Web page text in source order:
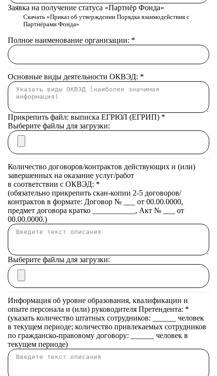
Заявка на получение статуса «Партнёр Фонда»
Скачать «Приказ об утверждении Порядка взаимодействия с
Партнёрами Фонда»
Полное наименование организации: *
Основные виды деятельности ОКВЭД: *
Прикрепить файл: выписка ЕГРЮЛ (ЕГРИП) *
Выберите файлы для загрузки:
Количество договоров/контрактов действующих и (или)
завершенных на оказание услуг/работ
в соответствии с ОКВЭД: *
(обязательно прикрепить скан-копии 2-5 договоров/
контрактов в формате: Договор № ___ от 00.00.0000,
предмет договора кратко ___________, Акт № ___ от
00.00.0000.)
Выберите файлы для загрузки:
Информация об уровне образования, квалификации и
опыте персонала и (или) руководителя Претендента: *
(указать количество штатных сотрудников: ______ человек
в текущем периоде; количество привлекаемых сотрудников
по гражданско-правовому договору: ______ человек в
текущем периоде)